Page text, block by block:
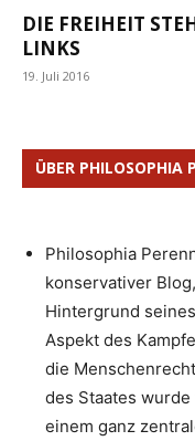
DIE FREIHEIT
LINKS
19. Juli 2016
ÜBER PHILOSOPHIA
Philosophia
konservativer
Hintergrund
Aspekt des
die
des Staates
einem ganz